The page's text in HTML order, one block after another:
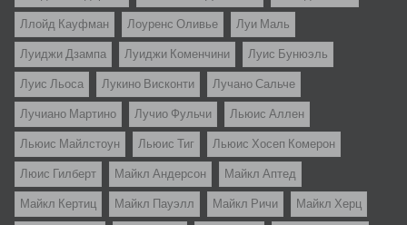
Ллойд Кауфман Лоуренс Оливье Луи Маль
Луиджи Дзампа Луиджи Коменчини Луис Бунюэль
Луис Льоса Лукино Висконти Лучано Сальче
Лучиано Мартино Лучио Фульчи Льюис Аллен
Льюис Майлстоун Льюис Тиг Льюис Хосеп Комерон
Люис Гилберт Майкл Андерсон Майкл Аптед
Майкл Кертиц Майкл Пауэлл Майкл Ричи Майкл Херц